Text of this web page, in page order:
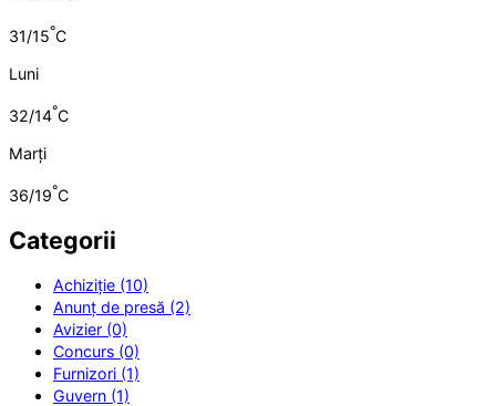
31/15°C
Luni
32/14°C
Marți
36/19°C
Categorii
Achiziție (10)
Anunț de presă (2)
Avizier (0)
Concurs (0)
Furnizori (1)
Guvern (1)